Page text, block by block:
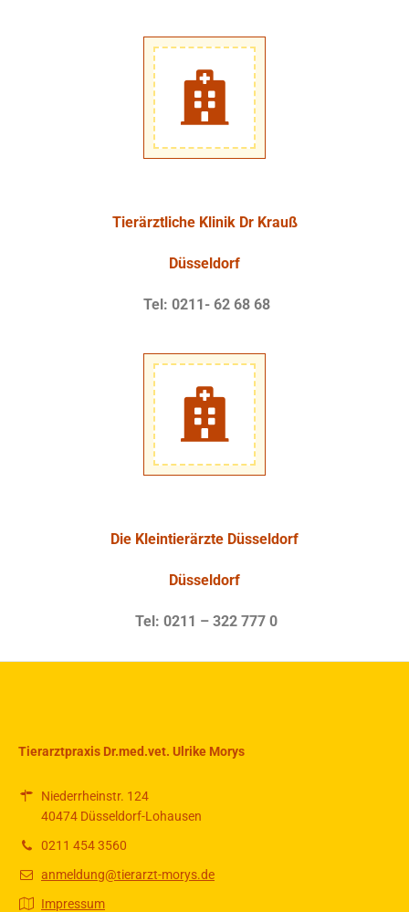
Tierärztliche Klinik Dr Krauß
Düsseldorf
Tel: 0211- 62 68 68
Die Kleintierärzte Düsseldorf
Düsseldorf
Tel: 0211 – 322 777 0
Tierarztpraxis Dr.med.vet. Ulrike Morys
Niederrheinstr. 124
40474 Düsseldorf-Lohausen
0211 454 3560
anmeldung@tierarzt-morys.de
Impressum